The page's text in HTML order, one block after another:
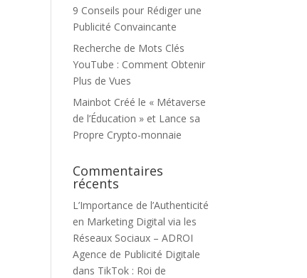
9 Conseils pour Rédiger une
Publicité Convaincante
Recherche de Mots Clés
YouTube : Comment Obtenir
Plus de Vues
Mainbot Créé le « Métaverse
de l’Éducation » et Lance sa
Propre Crypto-monnaie
Commentaires
récents
L’Importance de l’Authenticité
en Marketing Digital via les
Réseaux Sociaux – ADROI
Agence de Publicité Digitale
dans TikTok : Roi de